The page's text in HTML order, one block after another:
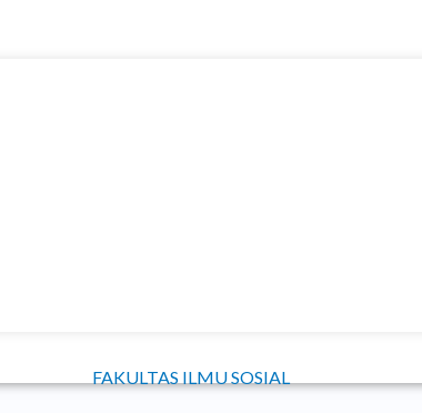
FAKULTAS ILMU SOSIAL